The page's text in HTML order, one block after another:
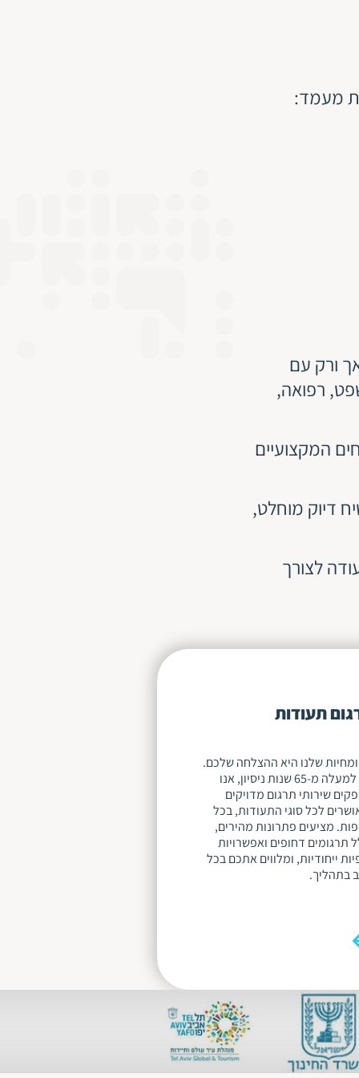
מעמד:
ורק עם
רפואה,
המקצועיים
דיוק מוחלט,
לצורך
תעודות
שלנו היא ההצלחה שלכם.
עם למעלה מ-65 שנות ניסיון, אנו
שירותי תרגום מדויקים
לכל סוגי התעודות, בכל
מציעים פתרונות מהירים,
תרגומים דחופים ואפשרויות
ייחודיות, ומלווים אתכם בכל
בתהליך.